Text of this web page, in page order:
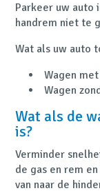
Parkeer uw auto
handrem niet te
Wat als uw auto
Wagen
Wagen
Wat als de
is?
Verminder
de gas en rem
van naar de